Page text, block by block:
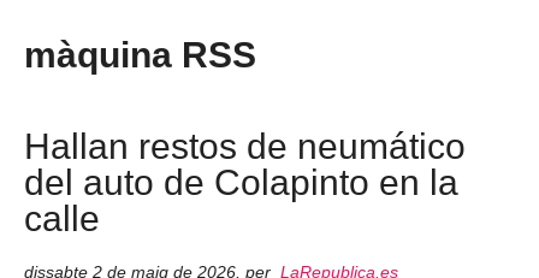
màquina RSS
Hallan restos de neumático
del auto de Colapinto en la
calle
dissabte 2 de maig de 2026 per LaRepublica.es